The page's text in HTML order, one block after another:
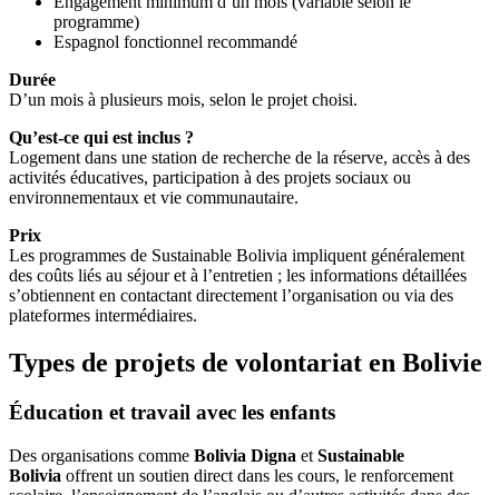
programme)
Espagnol fonctionnel recommandé
Durée
D’un mois à plusieurs mois, selon le projet choisi.
Qu’est-ce qui est inclus ?
Logement dans une station de recherche de la réserve, accès à des
activités éducatives, participation à des projets sociaux ou
environnementaux et vie communautaire.
Prix
Les programmes de Sustainable Bolivia impliquent généralement
des coûts liés au séjour et à l’entretien ; les informations détaillées
s’obtiennent en contactant directement l’organisation ou via des
plateformes intermédiaires.
Types de projets de volontariat en Bolivie
Éducation et travail avec les enfants
Des organisations comme Bolivia Digna et Sustainable
Bolivia offrent un soutien direct dans les cours, le renforcement